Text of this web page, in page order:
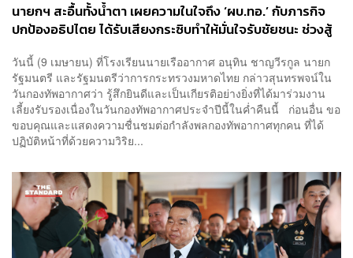
นายกฯ สะอื้นทั้งน้ำตา เผยความในใจถึง ‘ผบ.ทอ.’ กับภารกิจ
ปกป้องอธิปไตย ได้รับเสียงกระซิบทำให้มั่นใจรับชัยชนะ ช่วงสู้
วันนี้ (9 เมษายน) ที่โรงเรียนนายเรืออากาศ อนุทิน ชาญวีรกูล นายก
รัฐมนตรี และรัฐมนตรีว่าการกระทรวงมหาดไทย กล่าวสุนทรพจน์ใน
วันกองทัพอากาศว่า รู้สึกยินดีและเป็นเกียรติอย่างยิ่งที่ได้มาร่วมงาน
เลี้ยงรับรองเนื่องในวันกองทัพอากาศประจำปีนี้ในค่ำคืนนี้ ก่อนอื่น ขอ
ขอบคุณและแสดงความชื่นชมต่อกำลังพลกองทัพอากาศทุกคน ที่ได้
ปฏิบัติหน้าที่ด้วยความวิริย...